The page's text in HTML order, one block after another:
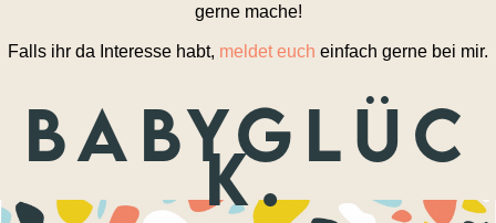
gerne mache!
Falls ihr da Interesse habt, meldet euch einfach gerne bei mir.
Babyglüc
k.